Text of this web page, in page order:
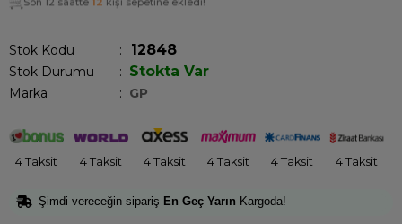
Son 12 saatte 12 kişi sepetine ekledi!
Stok Kodu 12848
Stok Durumu : Stokta Var
Marka : GP
4 Taksit 4 Taksit 4 Taksit 4 Taksit 4 Taksit 4 Taksit
Şimdi vereceğin sipariş En Geç Yarın Kargoda!